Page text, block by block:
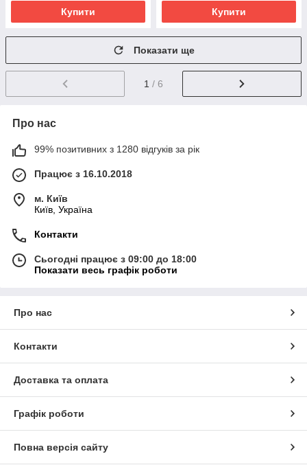
Купити Купити
Показати ще
1 / 6
Про нас
99% позитивних з 1280 відгуків за рік
Працює з 16.10.2018
м. Київ
Київ, Україна
Контакти
Сьогодні працює з 09:00 до 18:00
Показати весь графік роботи
Про нас
Контакти
Доставка та оплата
Графік роботи
Повна версія сайту